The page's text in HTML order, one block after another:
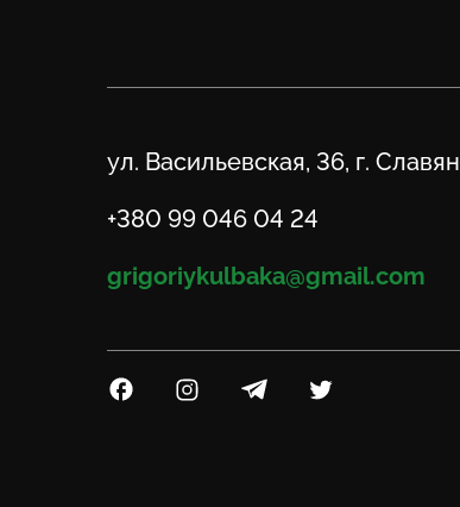
Адрес
ул. Васильевская, 36, г.
Телефон
+380 99 046 04 24
Email
grigoriykulbaka@gmail.com
Посилання на Facebook
Посилання на Instagram
Посилання на Telegram
Посилання на Twitter